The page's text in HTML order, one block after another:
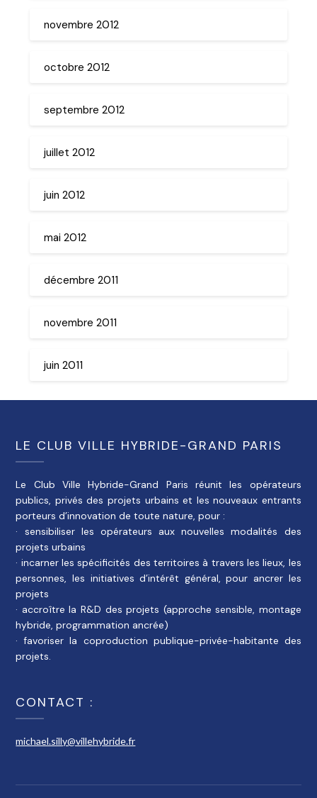
novembre 2012
octobre 2012
septembre 2012
juillet 2012
juin 2012
mai 2012
décembre 2011
novembre 2011
juin 2011
LE CLUB VILLE HYBRIDE-GRAND PARIS
Le Club Ville Hybride-Grand Paris réunit les opérateurs
publics, privés des projets urbains et les nouveaux entrants
porteurs d’innovation de toute nature, pour :
· sensibiliser les opérateurs aux nouvelles modalités des
projets urbains
· incarner les spécificités des territoires à travers les lieux, les
personnes, les initiatives d’intérêt général, pour ancrer les
projets
· accroître la R&D des projets (approche sensible, montage
hybride, programmation ancrée)
· favoriser la coproduction publique-privée-habitante des
projets.
CONTACT :
michael.silly@villehybride.fr